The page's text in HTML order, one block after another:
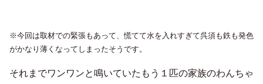
※今回は取材での緊張もあって、慌てて水を入れすぎて呉須も鉄も発色
がかなり薄くなってしまったそうです。
それまでワンワンと鳴いていたもう１匹の家族のわんちゃ